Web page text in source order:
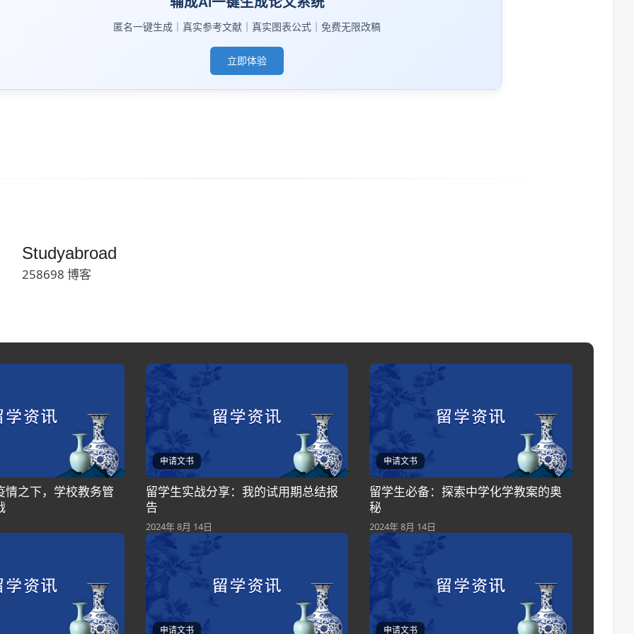
匿名一键生成｜真实参考文献｜真实图表公式｜免费无限改稿
立即体验
Studyabroad
258698 博客
情之下，学校教务管
申请文书
留学生实战分享：我的试用期总结报
告
2024年 8月 14日
申请文书
留学生必备：探索中学化学教案的奥
秘
2024年 8月 14日
申请文书 申请文书